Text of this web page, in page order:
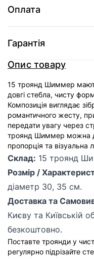
Оплата
Гарантія
Опис товару
15 троянд Шиммер
довгі стебла, чисту
Композиція виглядає
романтичного жесту,
передати увагу через
троянд Шиммер можна
пропорція та візуальна
Склад: 15 троянд
Розмір /
діаметр 30, 35 см.
Доставка та
Києву та Київській
безкоштовно.
Поставте троянди у
регулярно підрізайте